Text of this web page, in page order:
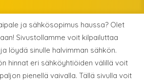
ja sähkösopimus haussa? Olet
Sivustollamme voit kilpailuttaa
löydä sinulle halvimman sähkön.
hinnat eri sähköyhtiöiden välillä voit
pienellä vaivalla. Tällä sivulla voit